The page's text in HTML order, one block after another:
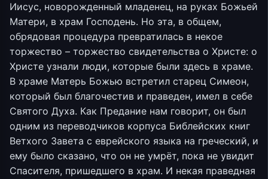
Иисус, новорожденный младенец, на руках Божьей
Матери, в храм Господень. Но эта, в общем,
обрядовая процедура превратилась в некое
торжество – торжество свидетельства о Христе: о
Христе узнали люди, которые были здесь в храме.
В храме Матерь Божью встретил старец Симеон,
который был благочестив и праведен, имел в себе
Святого Духа. Как Предание нам говорит, он был
одним из переводчиков корпуса Библейских книг
Ветхого Завета с еврейского языка на греческий, и
ему было сказано, что он не умрёт, пока не увидит
Спасителя, пришедшего в храм. И некая праведная